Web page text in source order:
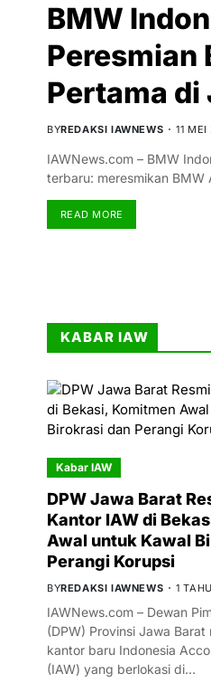
BMW
Peresmian
Pertama
BYREDAKSI IAWNEWS 11
IAWNews.com – BMW
terbaru: meresmikan
READ MORE
KABAR IAW
Kabar IAW
DPW Jawa Barat
Kantor IAW di
Awal untuk Kawal
Perangi Korupsi
BYREDAKSI IAWNEWS 1
IAWNews.com – Dewan
(DPW) Provinsi Jawa Barat
kantor baru Indonesia
(IAW) yang berlokasi di…